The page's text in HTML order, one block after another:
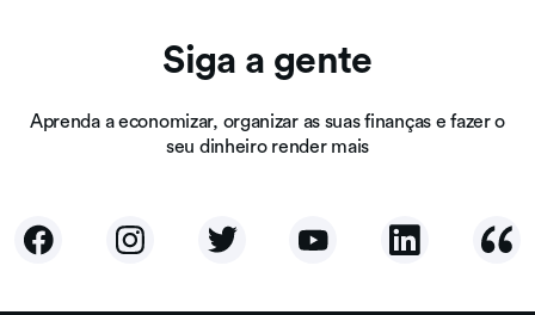
Siga a gente
Aprenda a economizar, organizar as suas finanças e fazer o
seu dinheiro render mais